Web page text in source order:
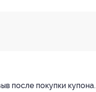
после покупки купона.